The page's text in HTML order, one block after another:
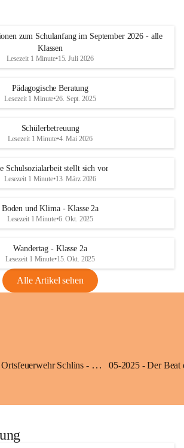
zum Schulanfang im September 2026 - alle
Klassen
Lesezeit 1 Minute•15. Juli 2026
Pädagogische Beratung
Lesezeit 1 Minute•26. Sept. 2025
Schülerbetreuung
Lesezeit 1 Minute•4. Mai 2026
Schulsozialarbeit stellt sich vor
Lesezeit 1 Minute•13. März 2026
Boden und Klima - Klasse 2a
Lesezeit 1 Minute•6. Okt. 2025
Wandertag - Klasse 2a
Lesezeit 1 Minute•15. Okt. 2025
Alle Artikel sehen
04-2025 - Ausflug zur Ortsfeuerwehr Schlins - Klassen 3a und 3b